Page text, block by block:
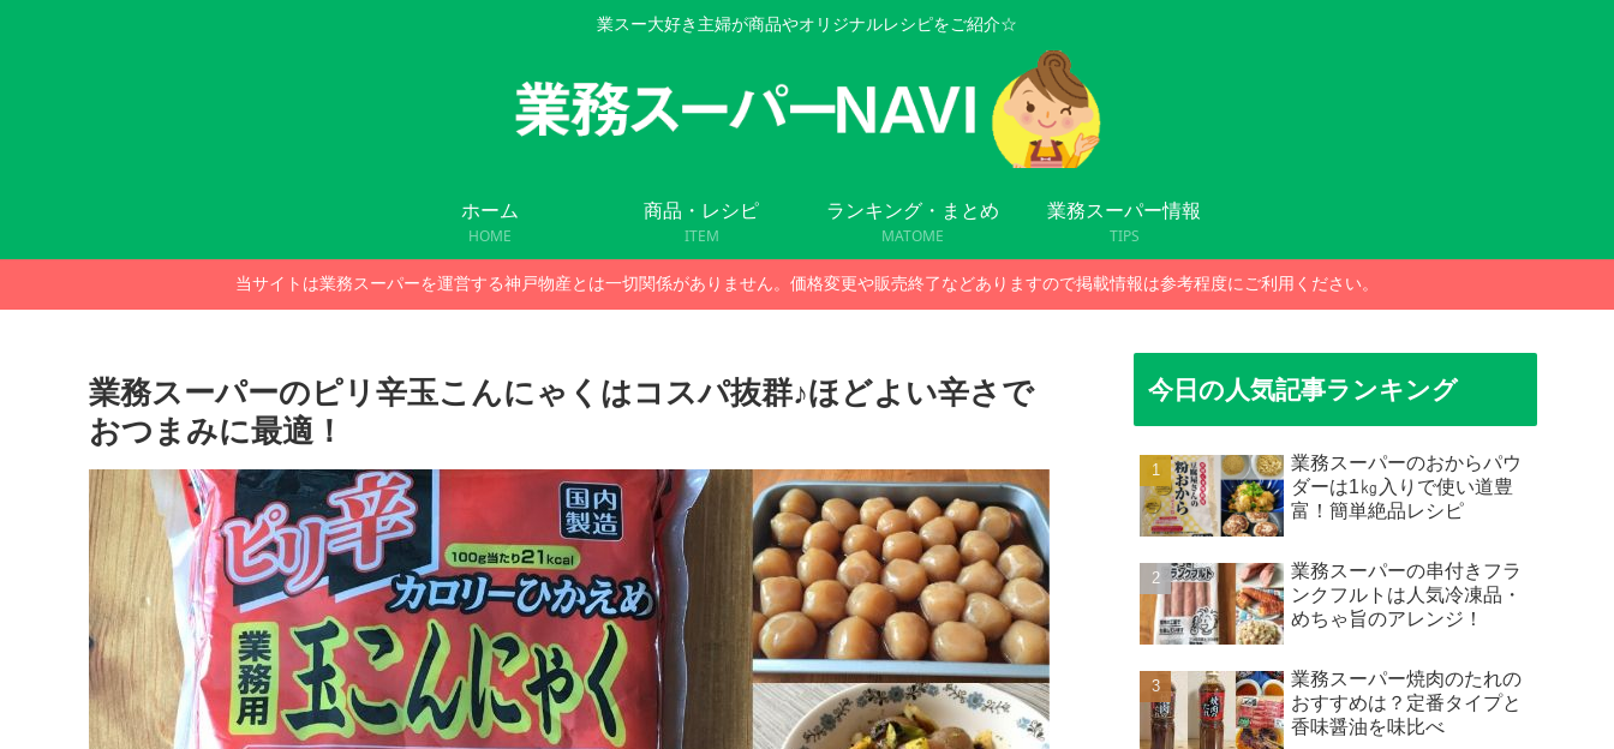
業スー大好き主婦が商品やオリジナルレシピをご紹介☆
ホーム
HOME
商品・レシピ
ITEM
ランキング・まとめ
MATOME
業務スーパー情報
TIPS
当サイトは業務スーパーを運営する神戸物産とは一切関係がありません。価格変更や販売終了などありますので掲載情報は参考程度にご利用ください。
業務スーパーのピリ辛玉こんにゃくはコスパ抜群♪ほどよい辛さで
おつまみに最適！
今日の人気記事ランキング
業務スーパーのおからパウ
ダーは1㎏入りで使い道豊
富！簡単絶品レシピ
業務スーパーの串付きフラ
ンクフルトは人気冷凍品・
めちゃ旨のアレンジ！
業務スーパー焼肉のたれの
おすすめは？定番タイプと
香味醤油を味比べ